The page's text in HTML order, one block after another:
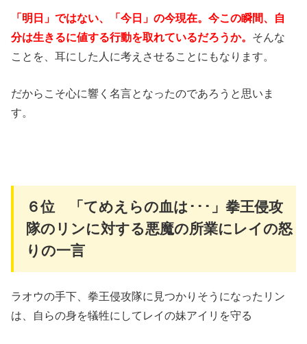
「明日」ではない、「今日」の今現在。今この瞬間、自
分は生きるに値する行動を取れているだろうか。 そんな
ことを、耳にした人に考えさせることにもなります。
だからこそ心に響く名言となったのであろうと思いま
す。
６位 「てめえらの血は･･･」拳王侵攻
隊のリンに対する悪魔の所業にレイの怒
りの一言
ラオウの手下、拳王侵攻隊に見つかりそうになったリン
は、自らの身を犠牲にしてレイの妹アイリを守る